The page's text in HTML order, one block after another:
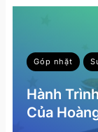
Góp nhặt
Hành
Của